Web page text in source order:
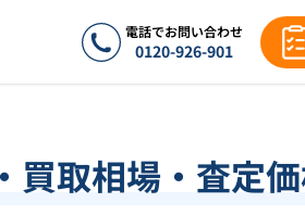
電話でお問い合わせ
0120-926-901
買取相場・査定